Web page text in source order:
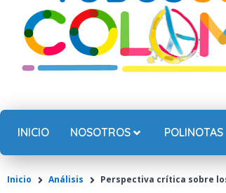
INICIO NOSOTROS POLINOTAS
Inicio Análisis Perspectiva crítica sobre